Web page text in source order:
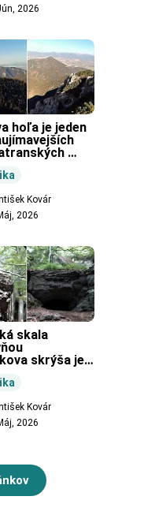
2026
hoľa je jeden
Kovár
2026
skala
skrýša je
Kovár
2026